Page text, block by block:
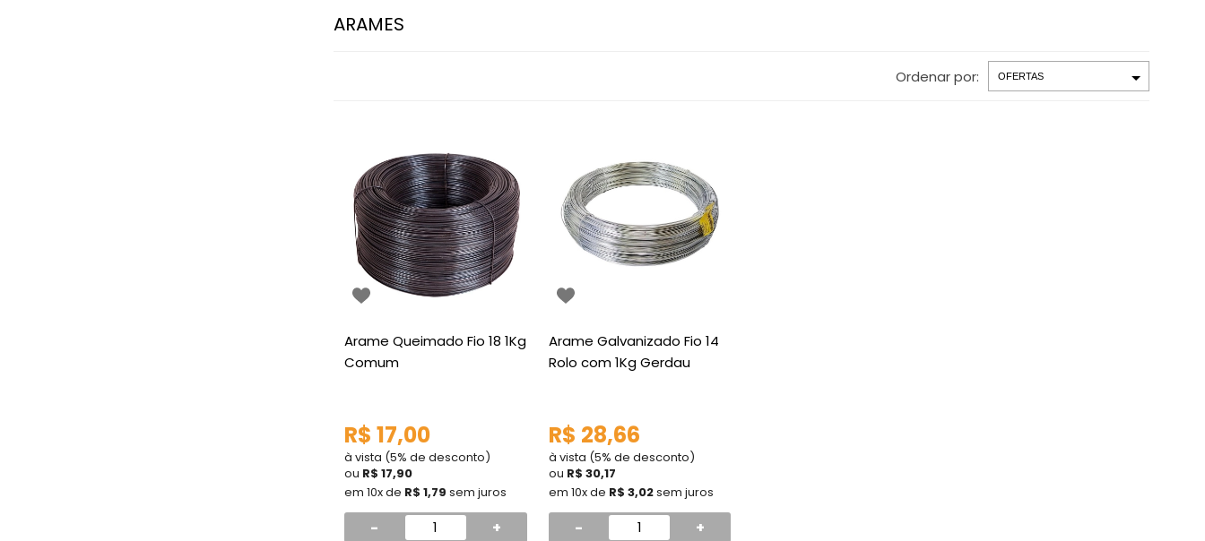
ARAMES
Ordenar por:
Arame Queimado Fio 18 1Kg
Comum
R$ 17,00
à vista (5% de desconto)
ou R$ 17,90
em 10x de R$ 1,79 sem juros
- +
Arame Galvanizado Fio 14
Rolo com 1Kg Gerdau
R$ 28,66
à vista (5% de desconto)
ou R$ 30,17
em 10x de R$ 3,02sem juros
- +